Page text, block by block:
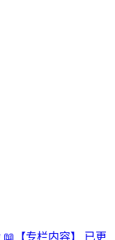
【专栏内容】 已更